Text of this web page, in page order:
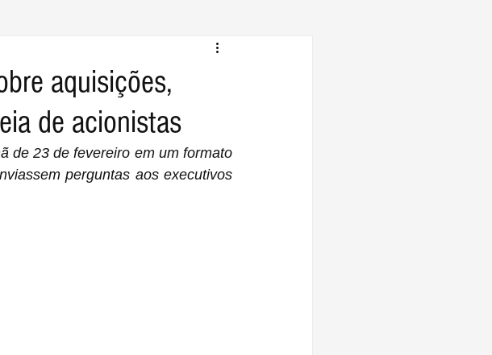
aquisições,
de acionistas
de 23 de fevereiro em um formato
perguntas aos executivos